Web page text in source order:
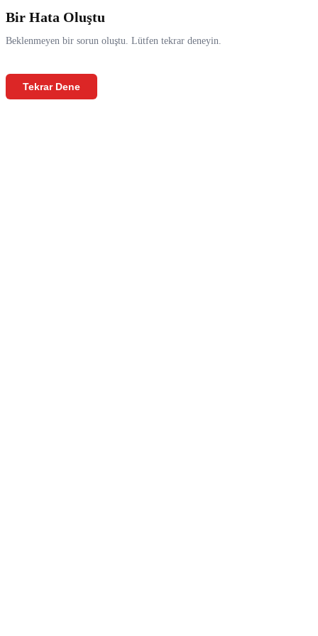
Bir Hata Oluştu
Beklenmeyen bir sorun oluştu. Lütfen tekrar deneyin.
Tekrar Dene